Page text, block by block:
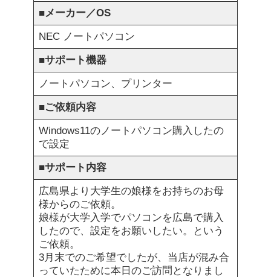
■メーカー／OS
NEC ノートパソコン
■サポート機器
ノートパソコン、プリンター
■ご依頼内容
Windows11のノートパソコン購入したの
で設定
■サポート内容
広島県より大学生の娘様をお持ちのお母
様からのご依頼。
娘様が大学入学でパソコンを広島で購入
したので、設定をお願いしたい。という
ご依頼。
3月末でのご希望でしたが、当店が混み合
っていたために本日のご訪問となりまし